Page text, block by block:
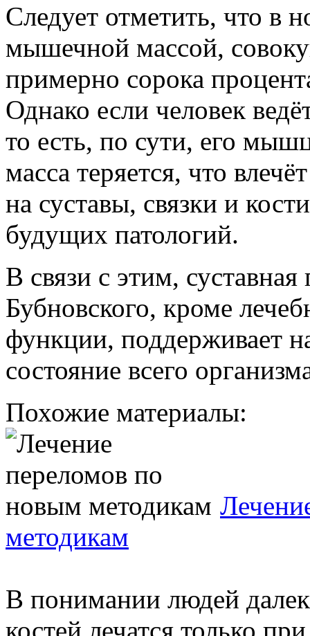
Следует отметить, что в
мышечной массой,
примерно сорока
Однако если человек
то есть, по сути, его
масса теряется, что
на суставы, связки и
будущих патологий.
В связи с этим,
Бубновского, кроме
функции, поддерживает
состояние всего
Похожие материалы:
методикам
В понимании людей
костей лечатся только